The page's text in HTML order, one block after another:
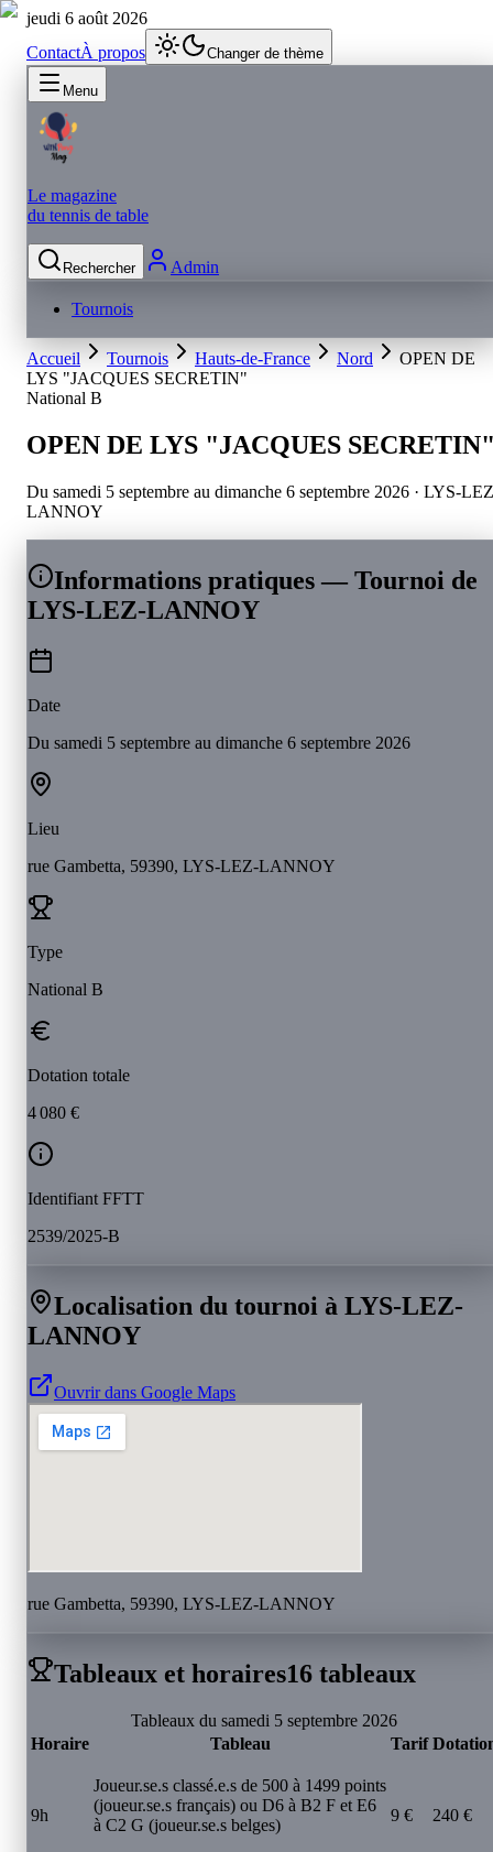
jeudi 6 août 2026
ContactÀ propos Changer de thème
Menu
Le magazine
du tennis de table
Rechercher Admin
Tournois
Accueil Tournois Hauts-de-France Nord
OPEN DE
LYS "JACQUES SECRETIN"
National B
OPEN DE LYS "JACQUES
Du samedi 5 septembre au dimanche 6 septembre 2026 · LYS-
LANNOY
Informations pratiques — Tournoi de
LYS-LEZ-LANNOY
Date
Du samedi 5 septembre au dimanche 6 septembre 2026
Lieu
rue Gambetta, 59390, LYS-LEZ-LANNOY
Type
National B
Dotation totale
4 080 €
Identifiant FFTT
2539/2025-B
Localisation du tournoi à LYS-LEZ-
LANNOY
Ouvrir dans Google Maps
rue Gambetta, 59390, LYS-LEZ-LANNOY
Tableaux et horaires16 tableaux
Tableaux du samedi 5 septembre 2026
Horaire
Tableau Tarif
9h
Joueur.se.s classé.e.s de 500 à 1499 points
(joueur.se.s français) ou D6 à B2 F et E6
à C2 G (joueur.se.s belges)
9 € 240 €